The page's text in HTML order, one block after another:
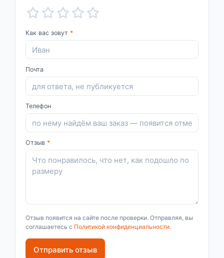
Как вас зовут *
Почта
Телефон
Отзыв *
Отзыв появится на сайте после проверки. Отправляя, вы
соглашаетесь с Политикой конфиденциальности.
Отправить отзыв